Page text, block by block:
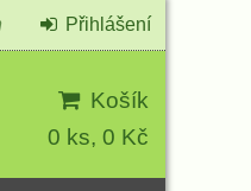
Košík
0 ks, 0 Kč
Přihlášení